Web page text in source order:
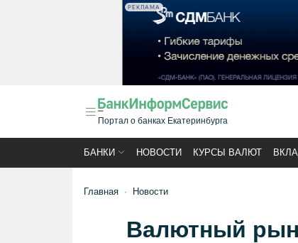
РЕКЛАМА
Портал о банках Екатеринбурга
БАНКИ НОВОСТИ КУРСЫ ВАЛЮТ
Главная Новости
Валютный